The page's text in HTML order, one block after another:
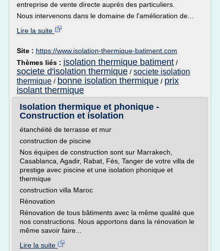
entreprise de vente directe auprès des particuliers.
Nous intervenons dans le domaine de l'amélioration de...
Lire la suite
Site : https://www.isolation-thermique-batiment.com
Thèmes liés : isolation thermique batiment /
societe d'isolation thermique / societe isolation
thermique / bonne isolation thermique / prix
isolant thermique
Isolation thermique et phonique -
Construction et isolation
étanchéité de terrasse et mur
construction de piscine
Nos équipes de construction sont sur Marrakech,
Casablanca, Agadir, Rabat, Fès, Tanger de votre villa de
prestige avec piscine et une isolation phonique et
thermique
construction villa Maroc
Rénovation
Rénovation de tous bâtiments avec la même qualité que
nos constructions. Nous apportons dans la rénovation le
même savoir faire...
Lire la suite